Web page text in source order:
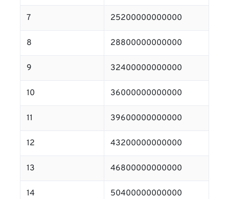
7 25200000000000
8 28800000000000
9 32400000000000
10 36000000000000
11 39600000000000
12 43200000000000
13 46800000000000
14 50400000000000